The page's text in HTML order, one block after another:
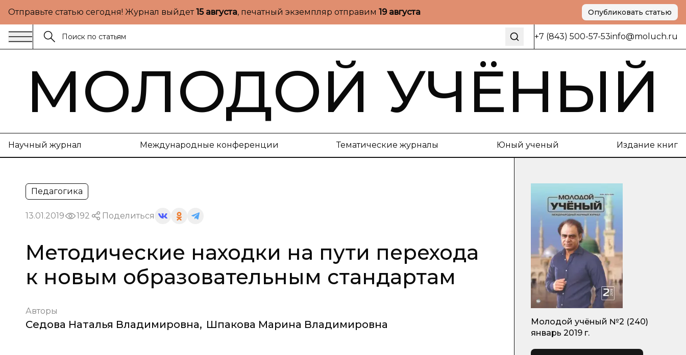
Отправьте статью сегодня! Журнал выйдет15 августа, печатный экземпляр отправим 19 августа Опубликовать статью
+7 (843) 500-57-53info@moluch.ru
МОЛОДОЙ УЧЁНЫЙ
Научный журнал Международные конференции Тематические журналы Юный ученый Издание книг
Педагогика
13.01.2019 192 Поделиться
Методические находки на пути перехода
к новым образовательным стандартам
Авторы
Седова Наталья Владимировна, Шпакова Марина Владимировна
Молодой учёный №2 (240)
январь 2019 г.